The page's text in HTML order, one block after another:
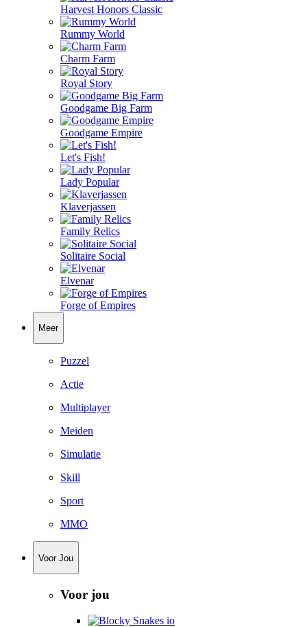
Harvest Honors Classic
Rummy World
Charm Farm
Royal Story
Goodgame Big Farm
Goodgame Empire
Let's Fish!
Lady Popular
Klaverjassen
Family Relics
Solitaire Social
Elvenar
Forge of Empires
Meer
Puzzel
Actie
Multiplayer
Meiden
Simulatie
Skill
Sport
MMO
Voor Jou
Voor jou